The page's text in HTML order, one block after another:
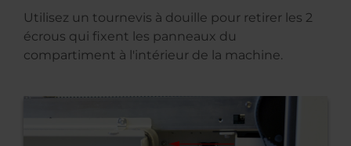
Utilisez un tournevis à douille pour retirer les 2
écrous qui fixent les panneaux du
compartiment à l'intérieur de la machine.